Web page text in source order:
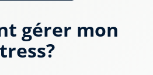
gérer mon